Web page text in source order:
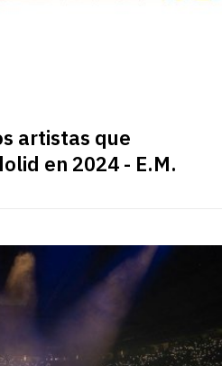
artistas que
en 2024 - E.M.